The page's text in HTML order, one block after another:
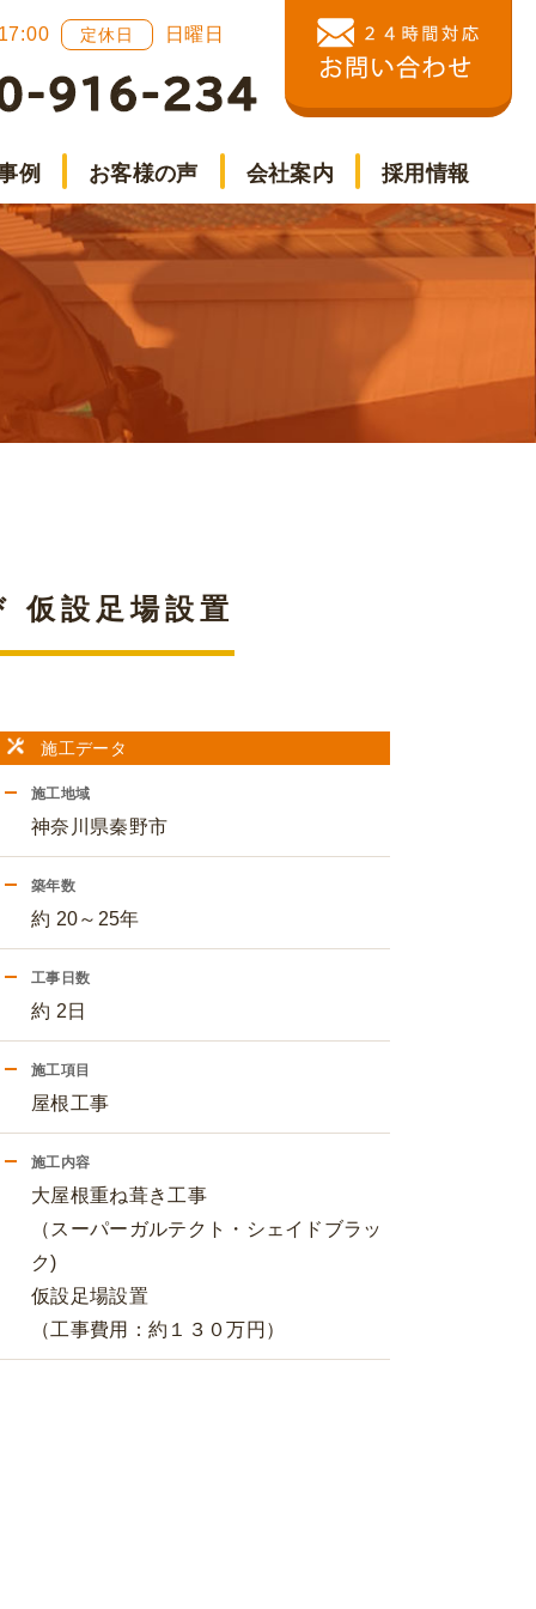
定休日 日曜日
例 お客様の声 会社案内 採用情報
仮設足場設置
施工データ
施工地域
神奈川県秦野市
築年数
約 20～25年
工事日数
約 2日
施工項目
屋根工事
施工内容
大屋根重ね葺き工事
（スーパーガルテクト・シェイドブラッ
ク)
仮設足場設置
（工事費用：約１３０万円）